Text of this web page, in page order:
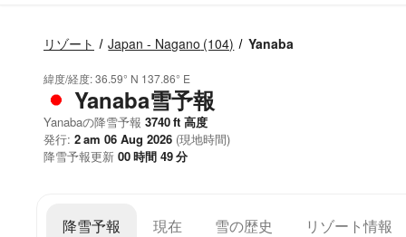
リゾート Japan - Nagano (104) Yanaba
緯度/経度:36.59° N 137.86° E
Yanaba雪予報
Yanabaの降雪予報 3740ft 高度
発行: 2 am 06 Aug 2026 (現地時間)
降雪予報更新 00時間 49分
降雪予報 現在 雪の歴史 リゾート情報